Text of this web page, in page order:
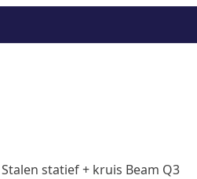
Stalen statief + kruis Beam Q3